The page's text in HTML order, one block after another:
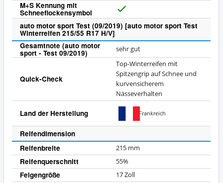
M+S Kennung mit
Schneeflockensymbol
a
auto motor sport Test (09/2019) [auto motor sport Test
Winterreifen 215/55 R17 H/V]
Gesamtnote (auto motor
sport - Test 09/2019) sehr gut
Quick-Check
Top-Winterreifen mit
Spitzengrip auf Schnee und
kurvensicherem
Nässeverhalten
Land der Herstellung Frankreich
Reifendimension
Reifenbreite
215 mm
Reifenquerschnitt 55%
Felgengröße 17 Zoll